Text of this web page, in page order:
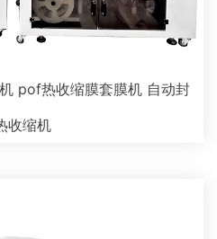
pof热收缩膜套膜机 自动封
收缩机